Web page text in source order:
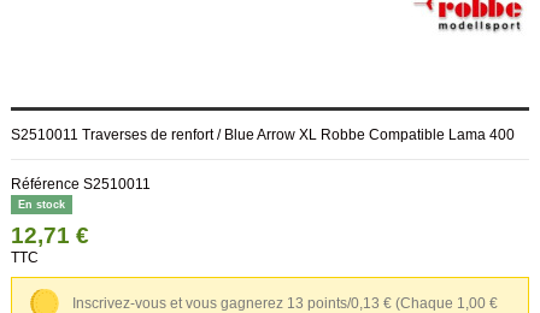
S2510011 Traverses de renfort / Blue Arrow XL Robbe Compatible Lama 400
Référence S2510011
En stock
12,71 €
TTC
Inscrivez-vous et vous gagnerez 13 points/0,13 € (Chaque 1,00 €